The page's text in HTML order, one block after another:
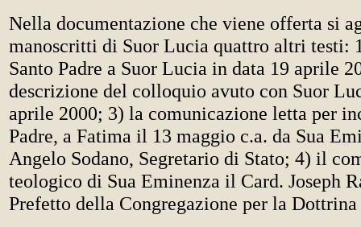
Nella documentazione che viene offerta si
manoscritti di Suor Lucia quattro altri testi:
Santo Padre a Suor Lucia in data 19 aprile
descrizione del colloquio avuto con Suor
aprile 2000; 3) la comunicazione letta per
Padre, a Fatima il 13 maggio c.a. da Sua
Angelo Sodano, Segretario di Stato; 4) il
teologico di Sua Eminenza il Card. Joseph
Prefetto della Congregazione per la